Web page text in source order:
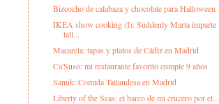
Bizcocho de calabaza y chocolate para Halloween
IKEA show cooking (I): Suddenly Marta imparte
tall...
Macarela: tapas y platos de Cádiz en Madrid
Ca'Suso: mi restaurante favorito cumple 9 años
Sanuk: Comida Tailandesa en Madrid
Liberty of the Seas: el barco de mi crucero por el...